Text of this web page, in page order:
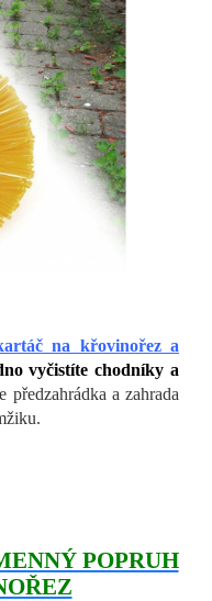
na křovinořez a
vyčistíte chodníky a
předzahrádka a zahrada
POPRUH